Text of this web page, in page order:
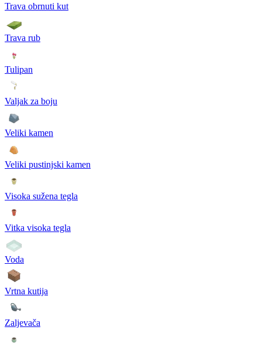
Trava obrnuti kut
Trava rub
Tulipan
Valjak za boju
Veliki kamen
Veliki pustinjski kamen
Visoka sužena tegla
Vitka visoka tegla
Voda
Vrtna kutija
Zaljevača